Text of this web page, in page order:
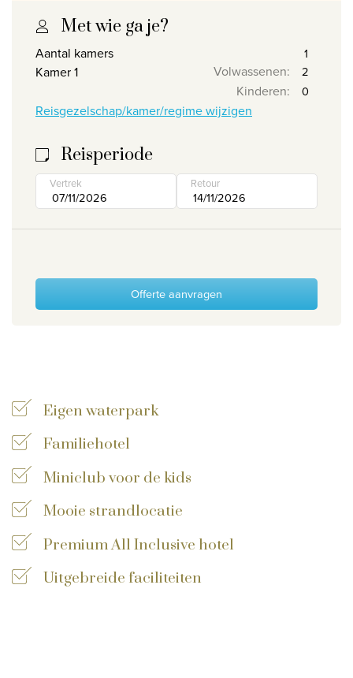
Over Travelworld
Waarom Travelworld
Contacteer ons
Nuttige links
Met wie ga je?
Aantal kamers
Kamer 1
Volwassenen:
Kinderen:
Reisgezelschap/kamer/regime wijzigen
Reisperiode
Vertrek Retour
Offerte aanvragen
Eigen waterpark
Familiehotel
Miniclub voor de kids
Mooie strandlocatie
Premium All Inclusive hotel
Uitgebreide faciliteiten